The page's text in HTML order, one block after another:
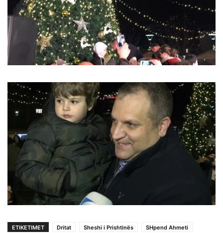
ETIKETIMET Dritat Sheshi i Prishtinës SHpend Ahmeti